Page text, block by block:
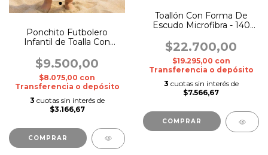
Ponchito Futbolero
Infantil de Toalla Con
$9.500,00
$8.075,00 con
Transferencia o depósito
3 cuotas sin interés de
$3.166,67
COMPRAR
Toallón Con Forma De
Escudo Microfibra - 140
$22.700,00
$19.295,00 con
Transferencia o depósito
3 cuotas sin interés de
$7.566,67
COMPRAR